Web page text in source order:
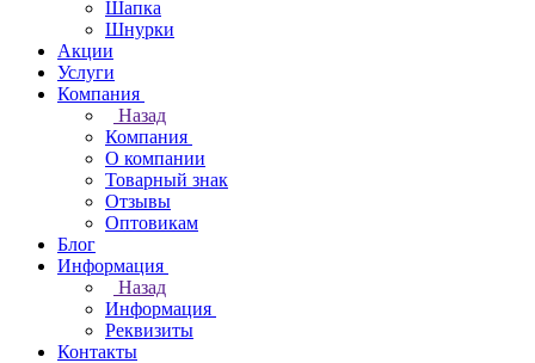
Шапка
Шнурки
Акции
Услуги
Компания
Назад
Компания
О компании
Товарный знак
Отзывы
Оптовикам
Блог
Информация
Назад
Информация
Реквизиты
Контакты